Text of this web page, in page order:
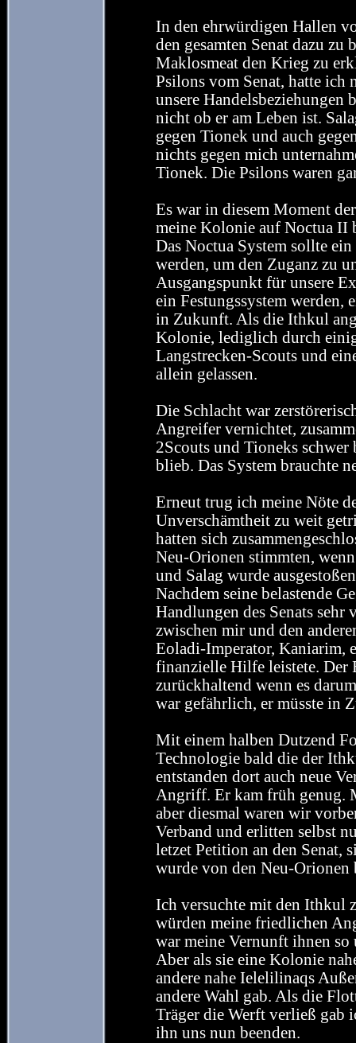
In den ehrwürdigen Hallen
den gesamten Senat dazu zu
Maklosmeat den Krieg zu
Psilons vom Senat, hatte
unsere Handelsbeziehungen
nicht ob er am Leben ist.
gegen Tionek und auch
nichts gegen mich
Tionek. Die Psilons waren
Es war in diesem Moment
meine Kolonie auf Noctua II
Das Noctua System sollte
werden, um den Zuganz zu
Ausgangspunkt für unsere
ein Festungssystem
in Zukunft. Als die Ithkul
Kolonie, lediglich durch
Langstrecken-Scouts und
allein gelassen.
Die Schlacht war
Angreifer vernichtet,
2Scouts und Tioneks schwer
blieb. Das System brauchte
Erneut trug ich meine Nöte
Unverschämtheit zu weit
hatten sich
Neu-Orionen stimmten,
und Salag wurde
Nachdem seine belastende
Handlungen des Senats
zwischen mir und den
Eoladi-Imperator, Kaniarim,
finanzielle Hilfe leistete. Der
zurückhaltend wenn es
war gefährlich, er müsste in
Mit einem halben Dutzend
Technologie bald die der
entstanden dort auch neue
Angriff. Er kam früh genug.
aber diesmal waren wir
Verband und erlitten selbst
letzet Petition an den Senat,
wurde von den Neu-Orionen
Ich versuchte mit den Ithkul
würden meine friedlichen
war meine Vernunft ihnen
Aber als sie eine Kolonie
andere nahe Ielelilinaqs
andere Wahl gab. Als die
Träger die Werft verließ gab
ihn uns nun beenden.